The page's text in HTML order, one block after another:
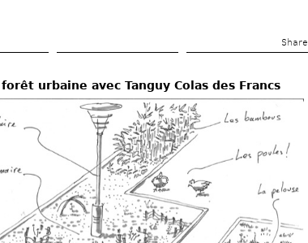
Share
urbaine avec Tanguy Colas des Francs